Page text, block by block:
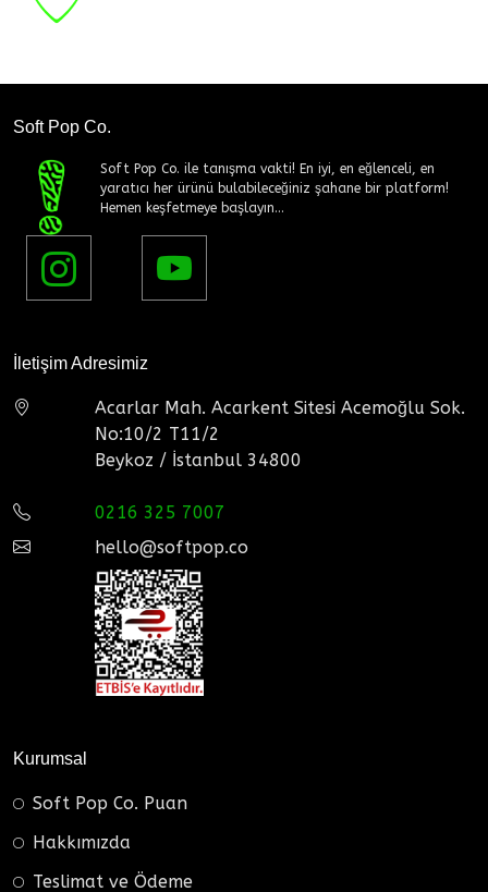
Soft Pop Co.
Soft Pop Co. ile tanışma vakti! En iyi, en eğlenceli, en
yaratıcı her ürünü bulabileceğiniz şahane bir platform!
Hemen keşfetmeye başlayın...
İletişim Adresimiz
Acarlar Mah. Acarkent Sitesi Acemoğlu Sok.
No:10/2 T11/2
Beykoz / İstanbul 34800
0216 325 7007
hello@softpop.co
Kurumsal
Soft Pop Co. Puan
Hakkımızda
Teslimat ve Ödeme